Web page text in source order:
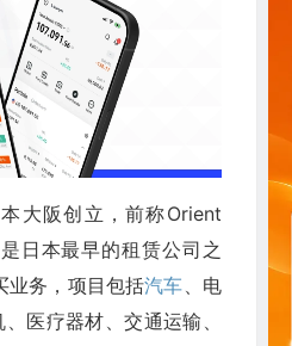
大阪创立，前称Orient
日本最早的租赁公司之
业务，项目包括汽车 、电
医疗器材、交通运输、